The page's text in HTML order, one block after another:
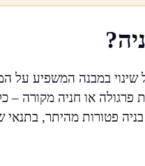
שינוי במבנה המשפיע
פרגולה או חניה מקורה
פטורות מהיתר, בתנאי